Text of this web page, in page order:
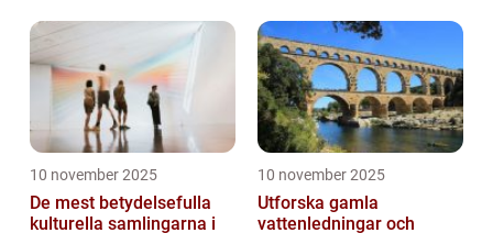
10 november 2025
De mest betydelsefulla
kulturella samlingarna i
10 november 2025
Utforska gamla
vattenledningar och